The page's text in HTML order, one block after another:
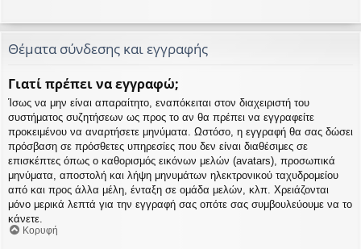
Θέματα σύνδεσης και εγγραφής
Γιατί πρέπει να εγγραφώ;
Ίσως να μην είναι απαραίτητο, εναπόκειται στον διαχειριστή του
συστήματος συζητήσεων ως προς το αν θα πρέπει να εγγραφείτε
προκειμένου να αναρτήσετε μηνύματα. Ωστόσο, η εγγραφή θα σας δώσει
πρόσβαση σε πρόσθετες υπηρεσίες που δεν είναι διαθέσιμες σε
επισκέπτες όπως ο καθορισμός εικόνων μελών (avatars), προσωπικά
μηνύματα, αποστολή και λήψη μηνυμάτων ηλεκτρονικού ταχυδρομείου
από και προς άλλα μέλη, ένταξη σε ομάδα μελών, κλπ. Χρειάζονται
μόνο μερικά λεπτά για την εγγραφή σας οπότε σας συμβουλεύουμε να το
κάνετε.
Κορυφή